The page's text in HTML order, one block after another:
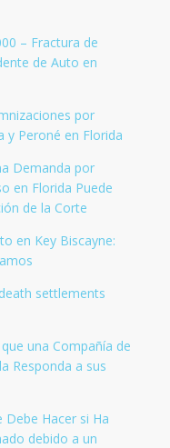
– Fractura de
de Auto en
por
y Peroné en Florida
Demanda por
en Florida Puede
de la Corte
en Key Biscayne:
settlements
una Compañía de
Responda a sus
Debe Hacer si Ha
debido a un